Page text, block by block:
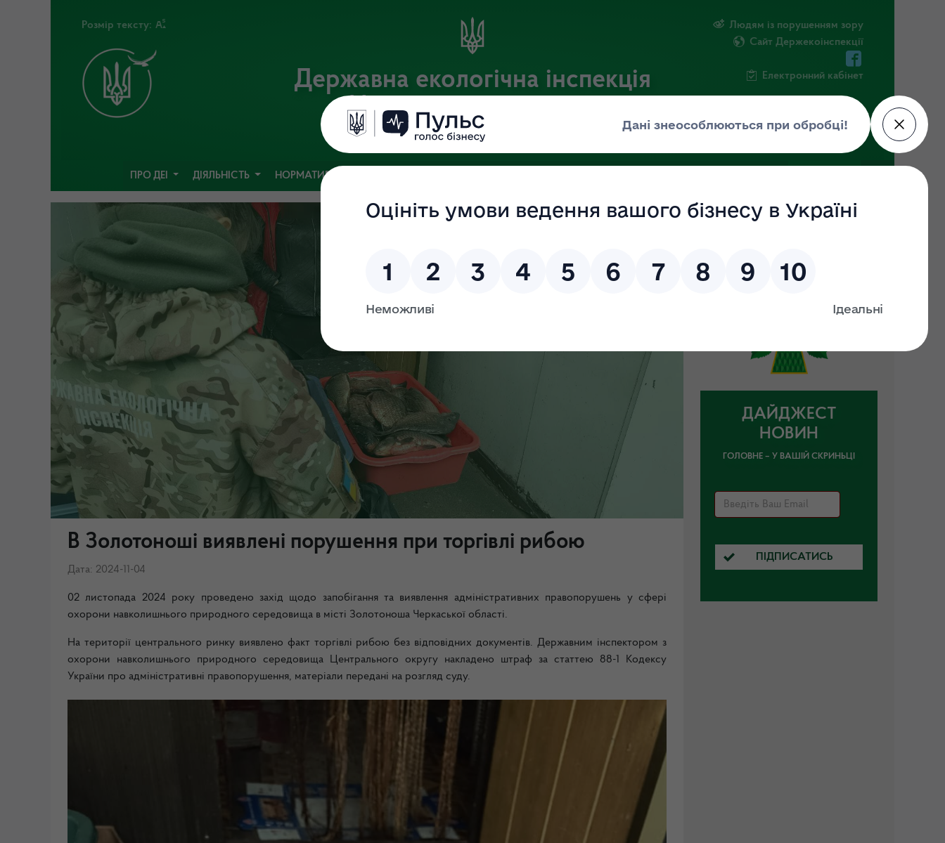
Розмір тексту:
Державна екологічна інспекція
Центрального округу
Офіційний веб-портал
Людям із порушенням зору
Сайт Держекоінспекції
Електронний кабінет
ПРО ДЕІ ДІЯЛЬНІСТЬ НОРМАТИВНА БАЗА
В Золотоноші виявлені порушення при торгівлі рибою
Дата: 2024-11-04
02 листопада 2024 року проведено захід щодо запобігання та виявлення адміністративних правопорушень у сфері
охорони навколишнього природного середовища в місті Золотоноша Черкаської області.
На території центрального ринку виявлено факт торгівлі рибою без відповідних документів. Державним інспектором з
охорони навколишнього природного середовища Центрального округу накладено штраф за статтею 88-1 Кодексу
України про адміністративні правопорушення, матеріали передані на розгляд суду.
ДАЙДЖЕСТ
НОВИН
ГОЛОВНЕ – У ВАШІЙ СКРИНЬЦІ
ПІДПИСАТИСЬ